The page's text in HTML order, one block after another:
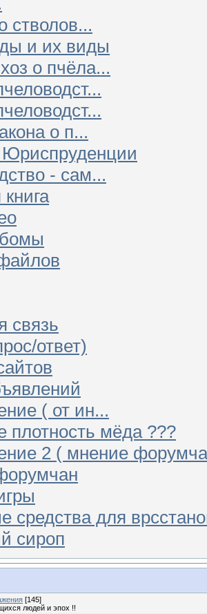
стволов...
и их виды
о пчёла...
о п...
- сам...
связь
ответ)
( от ин...
плотность мёда ???
2 ( мнение
средства для
сироп
[145]
людей и эпох !!